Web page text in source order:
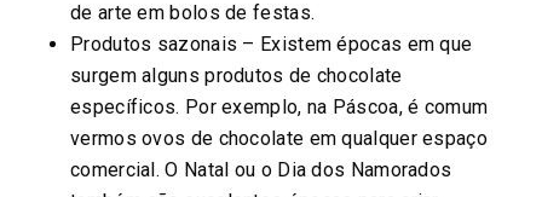
de arte em bolos de festas.
Produtos sazonais – Existem épocas em que
surgem alguns produtos de chocolate
específicos. Por exemplo, na Páscoa, é comum
vermos ovos de chocolate em qualquer espaço
comercial. O Natal ou o Dia dos Namorados